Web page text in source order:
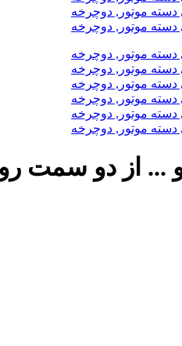
و ... از دو سمت